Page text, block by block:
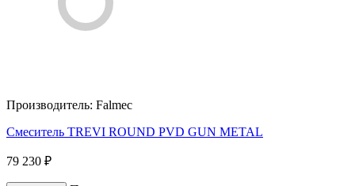
Производитель: Falmec
Смеситель TREVI ROUND PVD GUN METAL
79 230 ₽